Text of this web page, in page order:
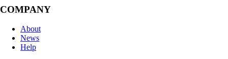
COMPANY
About
News
Help